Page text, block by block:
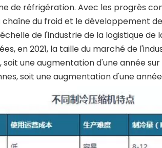
de réfrigération. Avec les progrès
du froid et le développement
de l'industrie de la logistique
en 2021, la taille du marché de
soit une augmentation d'une année
soit une augmentation d'une année